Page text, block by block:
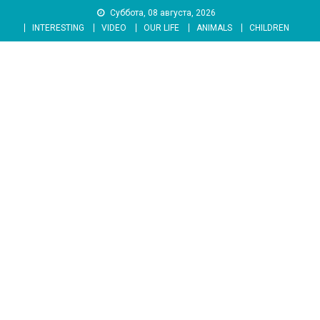
content
Суббота, 08 августа, 2026
INTERESTING
VIDEO OUR LIFE ANIMALS CHILDREN